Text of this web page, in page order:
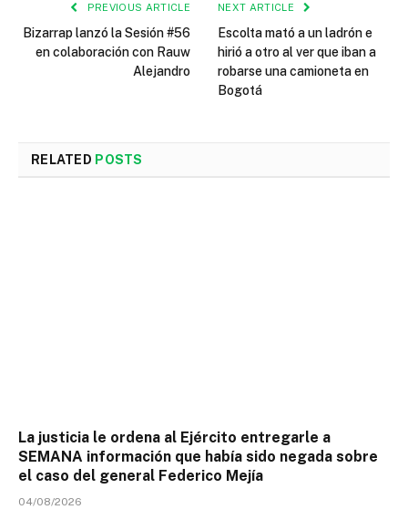
PREVIOUS ARTICLE
Bizarrap lanzó la Sesión #56
en colaboración con Rauw
Alejandro
NEXT ARTICLE
Escolta mató a un ladrón e
hirió a otro al ver que iban a
robarse una camioneta en
Bogotá
RELATED POSTS
La justicia le ordena al Ejército entregarle a
SEMANA información que había sido negada sobre
el caso del general Federico Mejía
04/08/2026